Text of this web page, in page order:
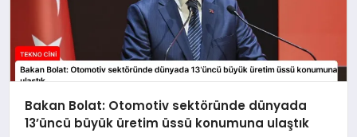
Bakan Bolat: Otomotiv sektöründe dünyada
13’üncü büyük üretim üssü konumuna ulaştık